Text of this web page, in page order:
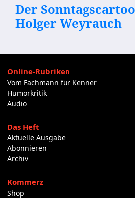
Der
Holger Weyrauch
Online-Rubriken
Vom Fachmann für Kenner
Humorkritik
Audio
Das Heft
Aktuelle Ausgabe
Abonnieren
Archiv
Kommerz
Shop